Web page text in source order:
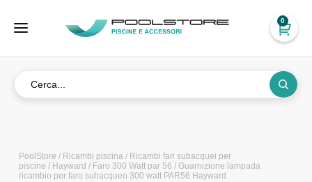
0
PoolStore / Ricambi piscina/ Ricambi fari subacquei per
piscine / Hayward / Faro 300 Watt par 56 / Guarnizione lampada
ricambio per faro subacqueo 300 watt PAR56 Hayward